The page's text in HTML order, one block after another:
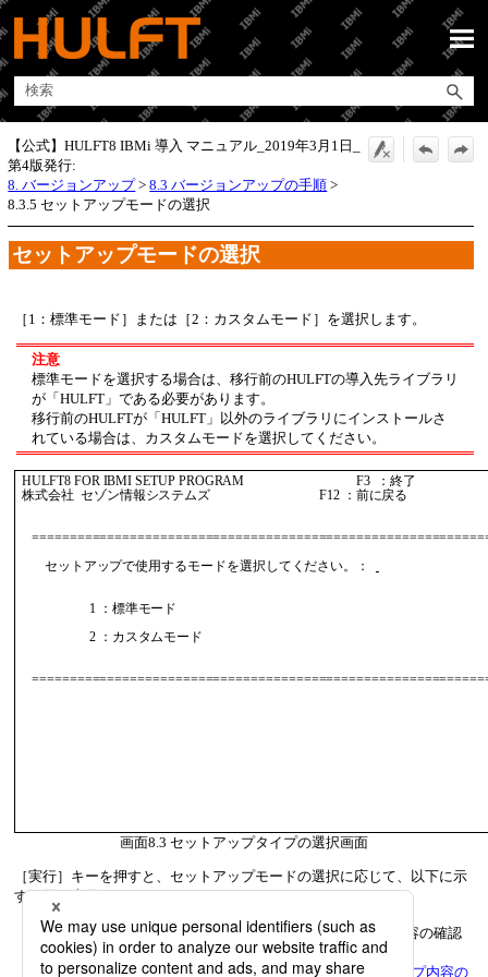
メイン コンテンツにスキップ
【公式】HULFT8 IBMi 導入 マニュアル_2019年3月1日_
第4版発行:
8. バージョンアップ>8.3 バージョンアップの手順 >
8.3.5 セットアップモードの選択
セットアップモードの選択
1：標準モード または 2：カスタムモード を選択します。
注意
標準モードを選択する場合は、移行前のHULFTの導入先ライブラリ
が「HULFT」である必要があります。
移行前のHULFTが「HULFT」以外のライブラリにインストールさ
れている場合は、カスタムモードを選択してください。
HULFT8 FOR IBMI SETUP PROGRAM                                   F3  ：終了
株式会社  セゾン情報システムズ                                  F12 ：前に戻る
        セットアップで使用するモードを選択してください。：
                      1 ：標準モード
                      2 ：カスタムモード
画面8.3 セットアップタイプの選択画面
［実行］キーを押すと、セットアップモードの選択に応じて、以下に示
す画面が表示されます。
1：標準モード
を選択した場合は、セットアップ内容の確認
画面が表示されます。
セットアップ内容の確認画面については、「セットアップ内容の